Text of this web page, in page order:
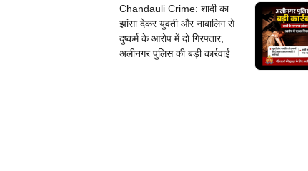
Chandauli Crime: शादी का
झांसा देकर युवती और नाबालिग से
दुष्कर्म के आरोप में दो गिरफ्तार,
अलीनगर पुलिस की बड़ी कार्रवाई